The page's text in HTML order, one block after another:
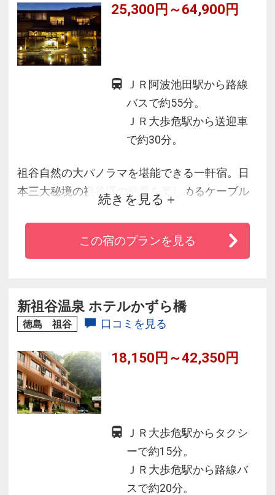
25,300円～64,900円
ＪＲ阿波池田駅から路線
バスで約55分。
ＪＲ大歩危駅から送迎車
で約30分。
祖谷自然の大パノラマを堪能できる一軒宿。日
本三大秘境の祖谷渓の絶景を楽しめるケーブル
カーで行く露天風呂が源泉１００％かけ流しで
す。館内大浴場は２０２１年春展望風呂（半露
天）へと改装しました。ダイナミックな祖谷渓
らは 四季折々の景色をお楽しみ下さい。
続きを見る
この宿のプランを見る
新祖谷温泉 ホテルかずら橋
徳島 祖谷 口コミを見る
18,150円～42,350円
ＪＲ大歩危駅からタクシ
ーで約15分。
ＪＲ大歩危駅から路線バ
スで約20分。